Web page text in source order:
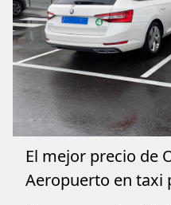
El mejor precio de
Aeropuerto en taxi